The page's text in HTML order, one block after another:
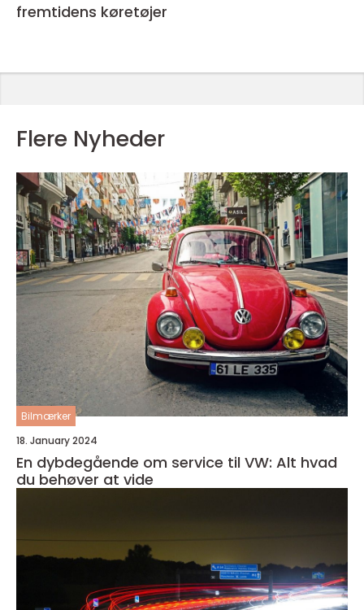
fremtidens køretøjer
Flere Nyheder
Bilmærker
18. January 2024
En dybdegående om service til VW: Alt hvad
du behøver at vide